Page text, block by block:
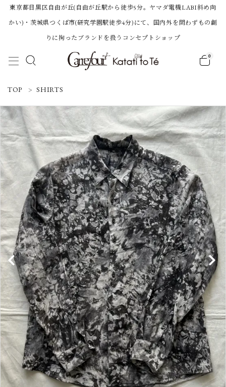
東京都目黒区自由が丘(自由が丘駅から徒歩5分。ヤマダ電機LABI斜め向
かい)・茨城県つくば市(研究学園駅徒歩4分)にて、国内外を問わずもの創
りに拘ったブランドを扱うコンセプトショップ
0
ACCOUNT MENU
ログイン 新規会員登録
Category
BRAND
NEWS
Guidelines
Carrefour
Katati to Tè
TOP SHIRTS